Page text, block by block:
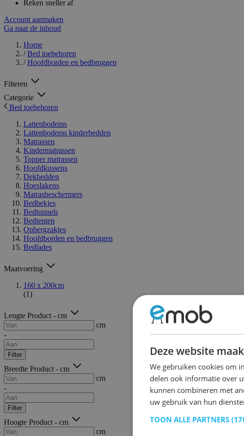
Reken sneller af
Account aanmaken
Ga naar de inhoud
Home
/ Bed toebehoren
/ Hoofdborden en bedbruggen
Filteren
Categorie
Bed toebehoren
Lattenbodems
Lattenbodems kinderbedden
Matrassen
Kindermatrassen
Topper matrassen
Hoofdkussens
Dekbedden
Hoeslakens
Matrasbeschermers
Bedhekjes
Bedtunnels
Bedtenten
Opbergzakjes
Hoofdborden en bedbruggen
Bedlades
Maatvoering
160 x 200cm
(1)
Lengte Product - cm
cm
-
Filter
Breedte Product - cm
cm
-
Filter
Hoogte Product - cm
cm
Deze website
We gebruiken cookies om
delen ook informatie over
kunnen combineren met
uw gebruik van hun
TOON ALLE PARTNERS